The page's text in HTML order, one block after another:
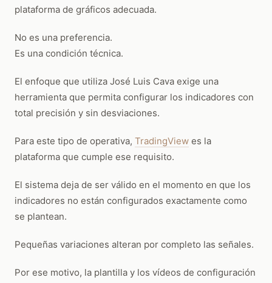
plataforma de gráficos adecuada.
No es una preferencia.
Es una condición técnica.
El enfoque que utiliza José Luis Cava exige una
herramienta que permita configurar los indicadores con
total precisión y sin desviaciones.
Para este tipo de operativa, TradingView es la
plataforma que cumple ese requisito.
El sistema deja de ser válido en el momento en que los
indicadores no están configurados exactamente como
se plantean.
Pequeñas variaciones alteran por completo las señales.
Por ese motivo, la plantilla y los vídeos de configuración